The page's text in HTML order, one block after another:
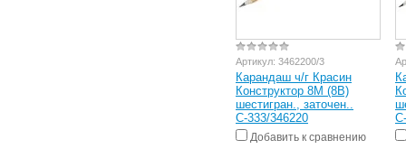
Артикул: 3462200/3
Карандаш ч/г Красин
Конструктор 8М (8B)
шестигран., заточен..
С-333/346220
Добавить к сравнению